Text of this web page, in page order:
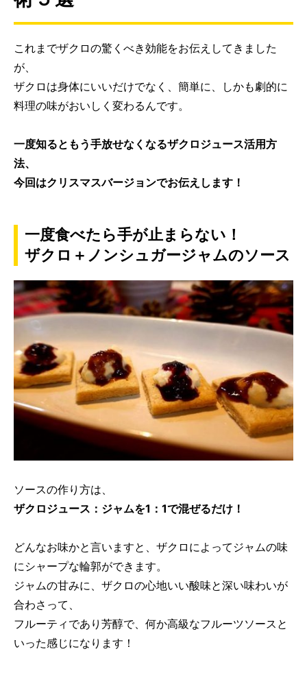
これまでザクロの驚くべき効能をお伝えしてきました
が、
ザクロは身体にいいだけでなく、簡単に、しかも劇的に
料理の味がおいしく変わるんです。
一度知るともう手放せなくなるザクロジュース活用方
法、
今回はクリスマスバージョンでお伝えします！
一度食べたら手が止まらない！
ザクロ＋ノンシュガージャムのソース
ソースの作り方は、
ザクロジュース：ジャムを1：1で混ぜるだけ！
どんなお味かと言いますと、ザクロによってジャムの味
にシャープな輪郭ができます。
ジャムの甘みに、ザクロの心地いい酸味と深い味わいが
合わさって、
フルーティであり芳醇で、何か高級なフルーツソースと
いった感じになります！